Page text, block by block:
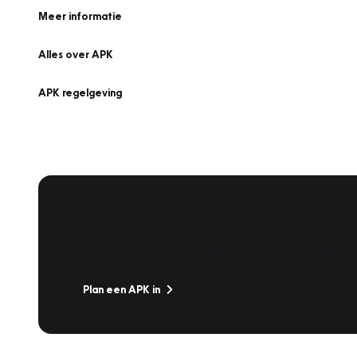
Meer informatie
Alles over APK
APK regelgeving
Plan een APK in